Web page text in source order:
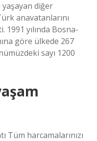
diğer
anavatanlarını
yılında Bosna-
göre ülkede 267
sayı 1200
Tüm harcamalarınızı